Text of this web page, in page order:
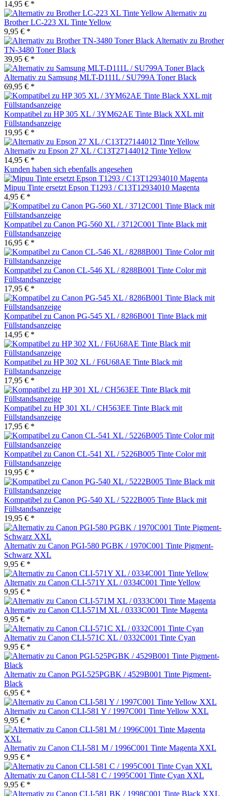
14,95 € *
Alternativ zu
Brother LC-223 XL Tinte Yellow
9,95 € *
Alternativ zu Brother
TN-3480 Toner Black
39,95 € *
Alternativ zu Samsung MLT-D111L / SU799A Toner Black
69,95 € *
Kompatibel zu HP 305 XL / 3YM62AE Tinte Black XXL mit
Füllstandsanzeige
19,95 € *
Alternativ zu Epson 27 XL / C13T27144012 Tinte Yellow
14,95 € *
Kunden haben sich ebenfalls angesehen
Mipuu Tinte ersetzt Epson T1293 / C13T12934010 Magenta
4,95 € *
Kompatibel zu Canon PG-560 XL / 3712C001 Tinte Black mit
Füllstandsanzeige
16,95 € *
Kompatibel zu Canon CL-546 XL / 8288B001 Tinte Color mit
Füllstandsanzeige
17,95 € *
Kompatibel zu Canon PG-545 XL / 8286B001 Tinte Black mit
Füllstandsanzeige
14,95 € *
Kompatibel zu HP 302 XL / F6U68AE Tinte Black mit
Füllstandsanzeige
17,95 € *
Kompatibel zu HP 301 XL / CH563EE Tinte Black mit
Füllstandsanzeige
17,95 € *
Kompatibel zu Canon CL-541 XL / 5226B005 Tinte Color mit
Füllstandsanzeige
19,95 € *
Kompatibel zu Canon PG-540 XL / 5222B005 Tinte Black mit
Füllstandsanzeige
19,95 € *
Alternativ zu Canon PGI-580 PGBK / 1970C001 Tinte Pigment-
Schwarz XXL
9,95 € *
Alternativ zu Canon CLI-571Y XL / 0334C001 Tinte Yellow
9,95 € *
Alternativ zu Canon CLI-571M XL / 0333C001 Tinte Magenta
9,95 € *
Alternativ zu Canon CLI-571C XL / 0332C001 Tinte Cyan
9,95 € *
Alternativ zu Canon PGI-525PGBK / 4529B001 Tinte Pigment-
Black
6,95 € *
Alternativ zu Canon CLI-581 Y / 1997C001 Tinte Yellow XXL
9,95 € *
Alternativ zu Canon CLI-581 M / 1996C001 Tinte Magenta XXL
9,95 € *
Alternativ zu Canon CLI-581 C / 1995C001 Tinte Cyan XXL
9,95 € *